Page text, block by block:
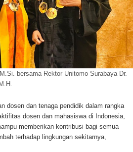
bersama Rektor Unitomo Surabaya Dr.
dosen dan tenaga pendidik dalam rangka
dosen dan mahasiswa di Indonesia,
memberikan kontribusi bagi semua
terhadap lingkungan sekitarnya,